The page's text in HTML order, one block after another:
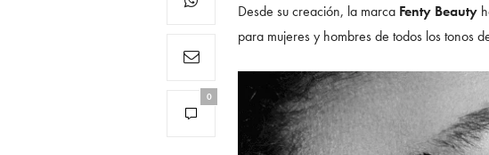
0
Desde su creación, la marca Fenty Beauty
para mujeres y hombres de todos los tonos